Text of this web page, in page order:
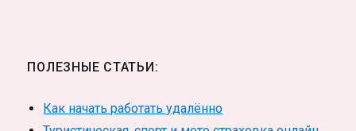
ПОЛЕЗНЫЕ СТАТЬИ:
Как начать работать удалённо